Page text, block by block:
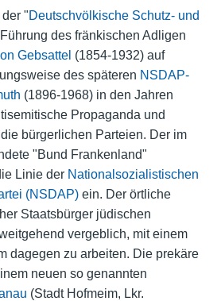
der "Deutschvölkische Schutz- und
des fränkischen Adligen
Gebsattel (1854-1932) auf
des späteren NSDAP-
(1896-1968) in den Jahren
Propaganda und
bürgerlichen Parteien. Der im
"Bund Frankenland"
Linie der Nationalsozialistischen
(NSDAP)ein. Der örtliche
Staatsbürger jüdischen
vergeblich, mit einem
dagegen zu arbeiten. Die prekäre
neuen so genannten
(Stadt Hofmeim, Lkr.